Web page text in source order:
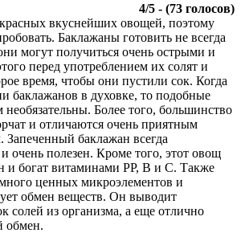
4/5 - (73 голосов)
вкуснейших овощей, поэтому
Баклажаны готовить не всегда
могут получиться очень острыми и
перед употреблением их солят и
время, чтобы они пустили сок. Когда
баклажанов в духовке, то подобные
Более того, большинство
и отличаются очень приятным
Запеченный баклажан всегда
очень полезен. Кроме того, этот овощ
и богат витаминами РР, В и С. Также
ценных микроэлементов и
обмен веществ. Он выводит
солей из организма, а еще отлично
обмен.